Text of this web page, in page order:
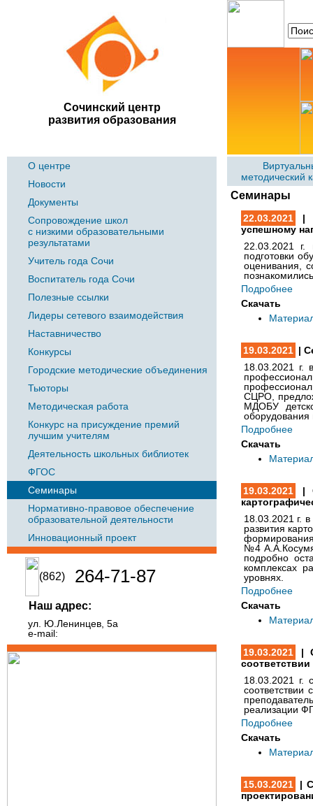
Сочинский центр
развития образования
О центре
Новости
Документы
Сопровождение школ
с низкими образовательными
результатами
Учитель года Сочи
Воспитатель года Сочи
Полезные ссылки
Лидеры сетевого взаимодействия
Наставничество
Конкурсы
Городские методические объединения
Тьюторы
Методическая работа
Конкурс на присуждение премий
лучшим учителям
Деятельность школьных библиотек
ФГОС
Семинары
Нормативно-правовое обеспечение
образовательной деятельности
Инновационный проект
(862) 264-71-87
Наш адрес:
ул. Ю.Ленинцев, 5а
e-mail:
методический
Семинары
22.03.2021
|
успешному
22.03.2021
подготовки
оценивания,
Подробнее
Скачать
19.03.2021 |
18.03.2021 г.
СЦРО,
МДОБУ
оборудования
Подробнее
Скачать
19.03.2021
|
18.03.2021 г.
развития
№4
подробно
комплексах
уровнях.
Подробнее
Скачать
19.03.2021
|
18.03.2021 г.
реализации
Подробнее
Скачать
15.03.2021
|